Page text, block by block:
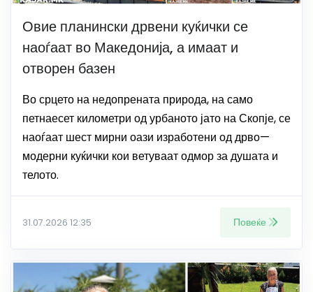
Овие планински дрвени куќички се
наоѓаат во Македонија, а имаат и
отворен базен
Во срцето на недопрената природа, на само
петнаесет километри од урбаното јато на Скопје, се
наоѓаат шест мирни оази изработени од дрво—
модерни куќички кои ветуваат одмор за душата и
телото.
31.07.2026 12:35 Повеќе